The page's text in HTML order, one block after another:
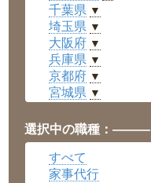
千葉県 ▼
埼玉県 ▼
大阪府 ▼
兵庫県 ▼
京都府 ▼
宮城県 ▼
福井県 ▼
岡山県 ▼
広島県
沖縄県 ▼
選択中の職種：———
すべて
家事代行